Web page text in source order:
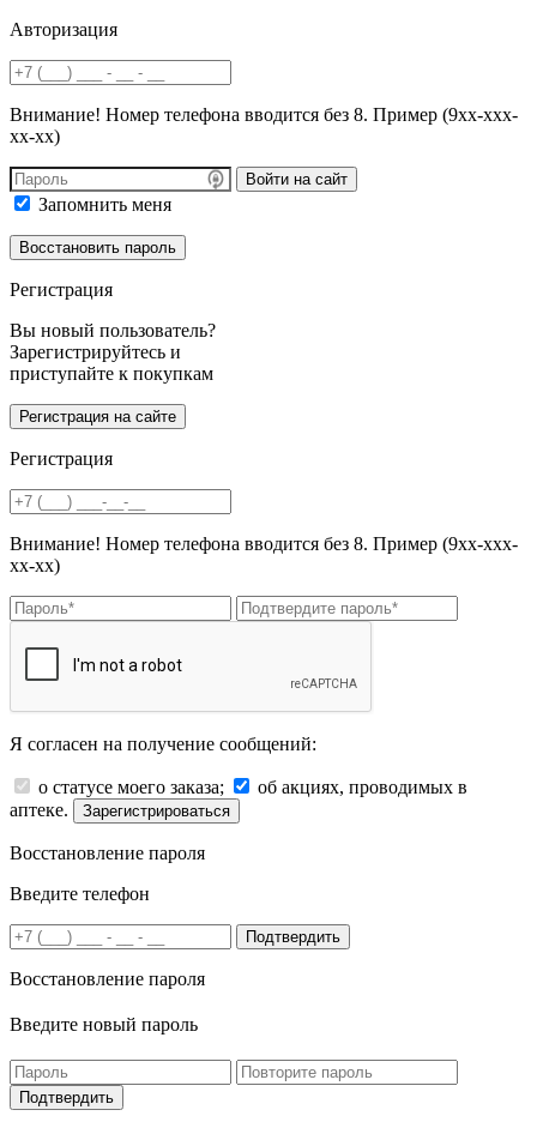
Авторизация
Внимание! Номер телефона вводится без 8. Пример (9хх-ххх-
хх-хх)
Войти на сайт
Запомнить меня
Регистрация
Вы новый пользователь?
Зарегистрируйтесь и
приступайте к покупкам
Регистрация
Внимание! Номер телефона вводится без 8. Пример (9хх-ххх-
хх-хх)
Я согласен на получение сообщений:
о статусе моего заказа;
об акциях, проводимых в
аптеке.
Зарегистрироваться
Восстановление пароля
Введите телефон
Подтвердить
Восстановление пароля
Введите новый пароль